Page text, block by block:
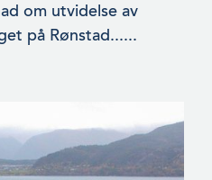
om utvidelse av
på Rønstad......